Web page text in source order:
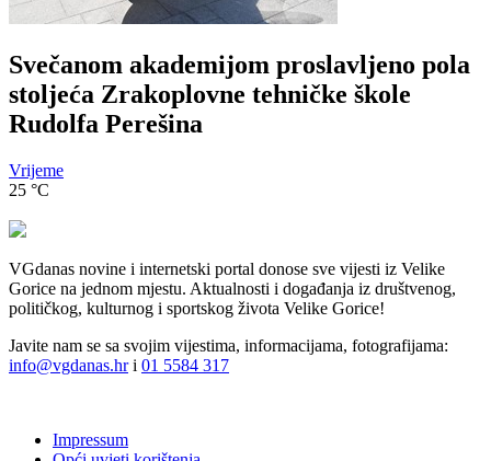
Svečanom akademijom proslavljeno pola
stoljeća Zrakoplovne tehničke škole
Rudolfa Perešina
Vrijeme
25 °C
VGdanas novine i internetski portal donose sve vijesti iz Velike
Gorice na jednom mjestu. Aktualnosti i događanja iz društvenog,
političkog, kulturnog i sportskog života Velike Gorice!
Javite nam se sa svojim vijestima, informacijama, fotografijama:
info@vgdanas.hri 01 5584 317
Impressum